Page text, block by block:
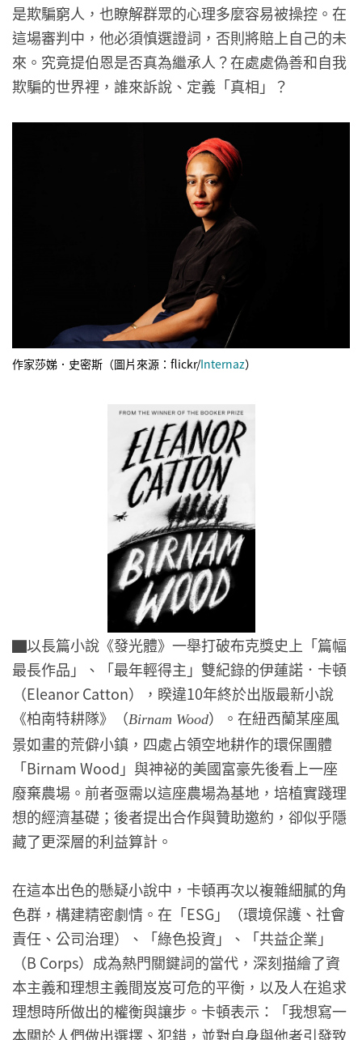
是欺騙窮人，也瞭解群眾的心理多麼容易被操控。在
這場審判中，他必須慎選證詞，否則將賠上自己的未
來。究竟提伯恩是否真為繼承人？在處處偽善和自我
欺騙的世界裡，誰來訴說、定義「真相」？
作家莎娣．史密斯（圖片來源：flickr/Internaz）
▇以長篇小說《發光體》一舉打破布克獎史上「篇幅
最長作品」、「最年輕得主」雙紀錄的伊蓮諾．卡頓
（Eleanor Catton），睽違10年終於出版最新小說
《柏南特耕隊》（Birnam Wood）。在紐西蘭某座風
景如畫的荒僻小鎮，四處占領空地耕作的環保團體
「Birnam Wood」與神祕的美國富豪先後看上一座
廢棄農場。前者亟需以這座農場為基地，培植實踐理
想的經濟基礎；後者提出合作與贊助邀約，卻似乎隱
藏了更深層的利益算計。
在這本出色的懸疑小說中，卡頓再次以複雜細膩的角
色群，構建精密劇情。在「ESG」（環境保護、社會
責任、公司治理）、「綠色投資」、「共益企業」
（B Corps）成為熱門關鍵詞的當代，深刻描繪了資
本主義和理想主義間岌岌可危的平衡，以及人在追求
理想時所做出的權衡與讓步。卡頓表示：「我想寫一
本關於人們做出選擇、犯錯，並對自身與他者引發致